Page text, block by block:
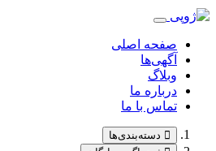
صفحه اصلی
آگهی‌ها
وبلاگ
درباره ما
تماس با ما
دسته‌بندی‌ها